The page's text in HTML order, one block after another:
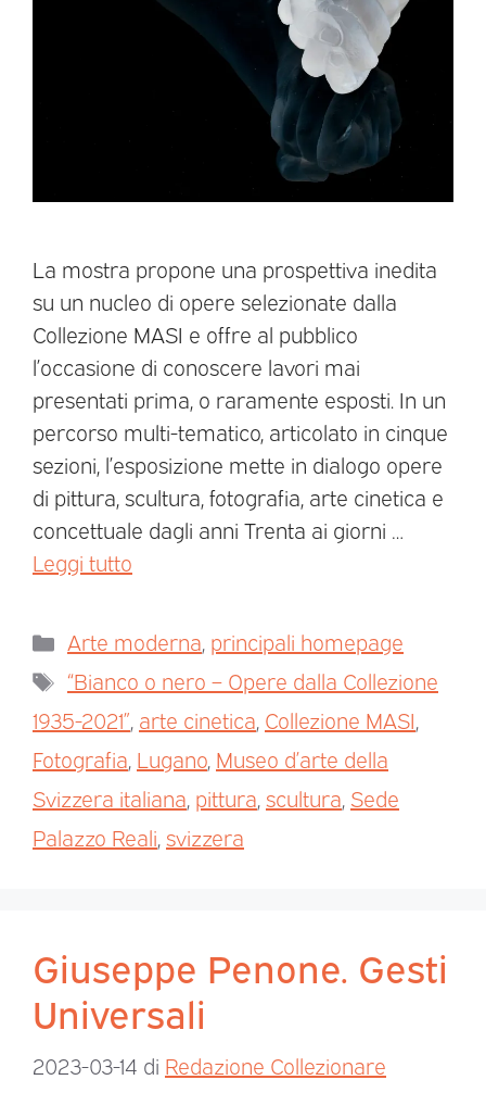
La mostra propone una prospettiva inedita
su un nucleo di opere selezionate dalla
Collezione MASI e offre al pubblico
l’occasione di conoscere lavori mai
presentati prima, o raramente esposti. In un
percorso multi-tematico, articolato in cinque
sezioni, l’esposizione mette in dialogo opere
di pittura, scultura, fotografia, arte cinetica e
concettuale dagli anni Trenta ai giorni …
Leggi tutto
Arte moderna principali homepage
“Bianco o nero – Opere dalla Collezione
1935-2021” arte cinetica Collezione MASI
Fotografia Lugano Museo d’arte della
Svizzera italiana pittura scultura Sede
Palazzo Reali svizzera
Giuseppe Penone. Gesti
Universali
2023-03-14 di Redazione Collezionare